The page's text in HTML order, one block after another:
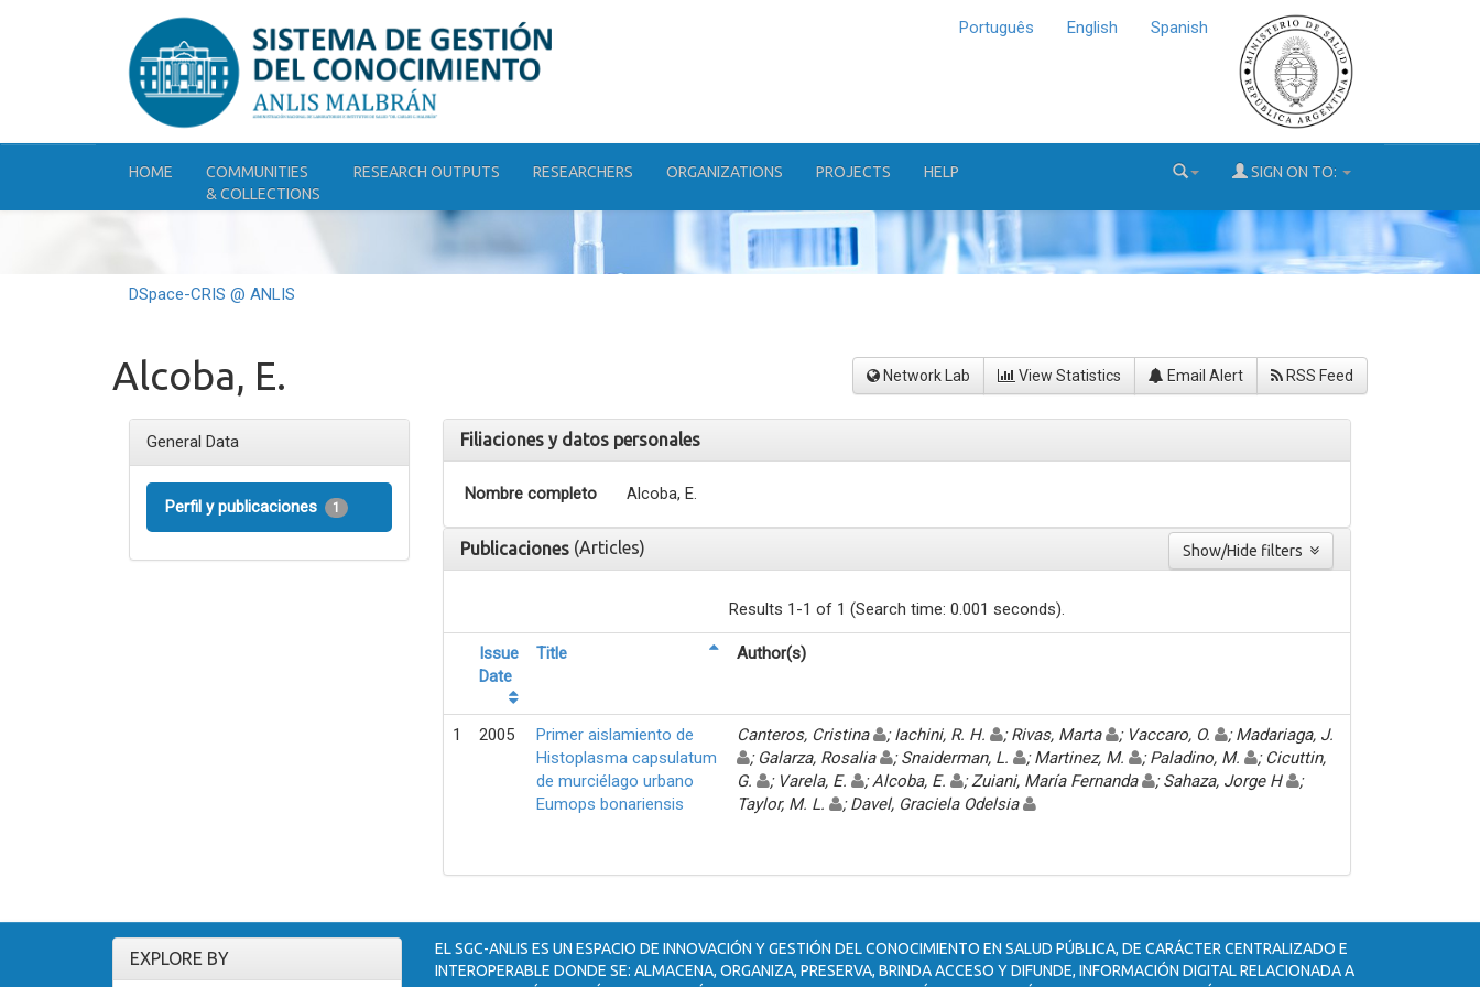
Português English Spanish
HOME
COMMUNITIES
& COLLECTIONS
RESEARCH OUTPUTS RESEARCHERS ORGANIZATIONS PROJECTS HELP SIGN ON TO:
DSpace-CRIS @ ANLIS
Alcoba, E. Network Lab View Statistics Email Alert RSS Feed
General Data
Perfil y publicaciones 1
Filiaciones y datos personales
Nombre completo Alcoba, E.
Publicaciones (Articles)
Results 1-1 of 1 (Search time: 0.001 seconds).
Issue
Date
Title Author(s)
1 2005
Primer aislamiento de
Histoplasma capsulatum
de murciélago urbano
Eumops bonariensis
Canteros, Cristina ; Iachini, R. H. ; Rivas, Marta ; Vaccaro, O.
; Madariaga, J.
; Galarza, Rosalia
; Snaiderman, L. ; Martinez, M. ; Paladino, M.
; Cicuttin,
G.
; Varela, E. ; Alcoba, E. ; Zuiani, María Fernanda ; Sahaza, Jorge H
;
Taylor, M. L.
; Davel, Graciela Odelsia
EXPLORE BY
EL SGC-ANLIS ES UN ESPACIO DE INNOVACIÓN Y GESTIÓN DEL CONOCIMIENTO EN SALUD PÚBLICA, DE CARÁCTER CENTRALIZADO E
INTEROPERABLE DONDE SE: ALMACENA, ORGANIZA, PRESERVA, BRINDA ACCESO Y DIFUNDE, INFORMACIÓN DIGITAL RELACIONADA A